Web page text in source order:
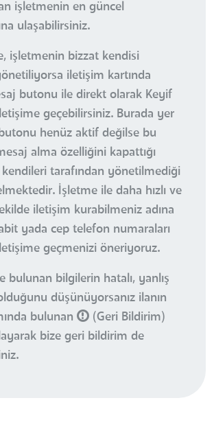
işletmenin en güncel
ulaşabilirsiniz.
işletmenin bizzat kendisi
iletişim kartında
butonu ile direkt olarak Keyif
geçebilirsiniz. Burada yer
henüz aktif değilse bu
alma özelliğini kapattığı
tarafından yönetilmediği
İşletme ile daha hızlı ve
iletişim kurabilmeniz adına
yada cep telefon numaraları
iletişime geçmenizi öneriyoruz.
bulunan bilgilerin hatalı, yanlış
düşünüyorsanız ilanın
bulunan
(Geri Bildirim)
bize geri bildirim de